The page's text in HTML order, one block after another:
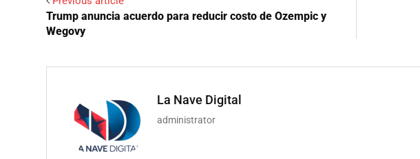
Trump anuncia acuerdo para reducir costo de Ozempic y
Wegovy
La Nave Digital
administrator